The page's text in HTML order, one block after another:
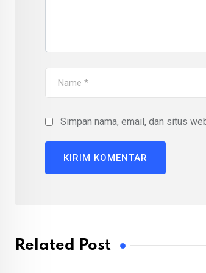
Simpan nama, email, dan situs
Related Post